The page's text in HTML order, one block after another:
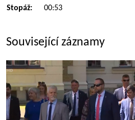
Stopáž:
00:53
Související záznamy